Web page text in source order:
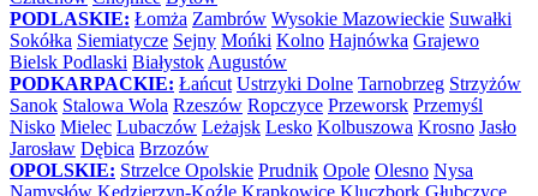
PODLASKIE: Łomża Zambrów Wysokie Mazowieckie Suwałki
Sokółka Siemiatycze Sejny Mońki Kolno Hajnówka Grajewo
Bielsk Podlaski Białystok Augustów
PODKARPACKIE: Łańcut Ustrzyki Dolne Tarnobrzeg Strzyżów
Sanok Stalowa Wola Rzeszów Ropczyce Przeworsk Przemyśl
Nisko Mielec Lubaczów Leżajsk Lesko Kolbuszowa Krosno Jasło
Jarosław Dębica Brzozów
OPOLSKIE: Strzelce Opolskie Prudnik Opole Olesno Nysa